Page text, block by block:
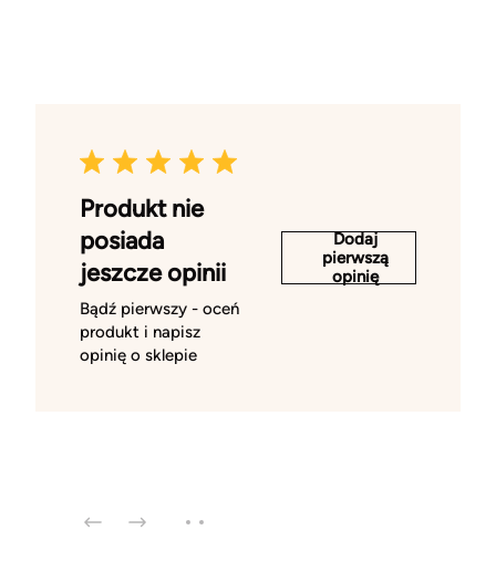
Produkt nie
posiada
jeszcze opinii
Bądź pierwszy - oceń
produkt i napisz
opinię o sklepie
Dodaj
pierwszą
opinię